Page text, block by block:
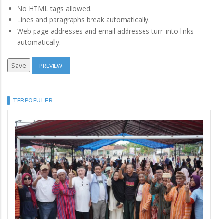
No HTML tags allowed.
Lines and paragraphs break automatically.
Web page addresses and email addresses turn into links
automatically.
TERPOPULER